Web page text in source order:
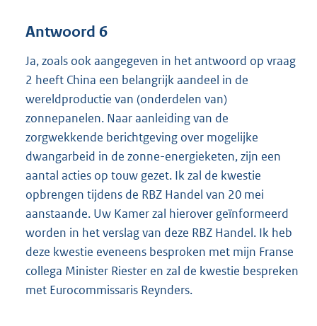
Antwoord 6
Ja, zoals ook aangegeven in het antwoord op vraag
2 heeft China een belangrijk aandeel in de
wereldproductie van (onderdelen van)
zonnepanelen. Naar aanleiding van de
zorgwekkende berichtgeving over mogelijke
dwangarbeid in de zonne-energieketen, zijn een
aantal acties op touw gezet. Ik zal de kwestie
opbrengen tijdens de RBZ Handel van 20 mei
aanstaande. Uw Kamer zal hierover geïnformeerd
worden in het verslag van deze RBZ Handel. Ik heb
deze kwestie eveneens besproken met mijn Franse
collega Minister Riester en zal de kwestie bespreken
met Eurocommissaris Reynders.